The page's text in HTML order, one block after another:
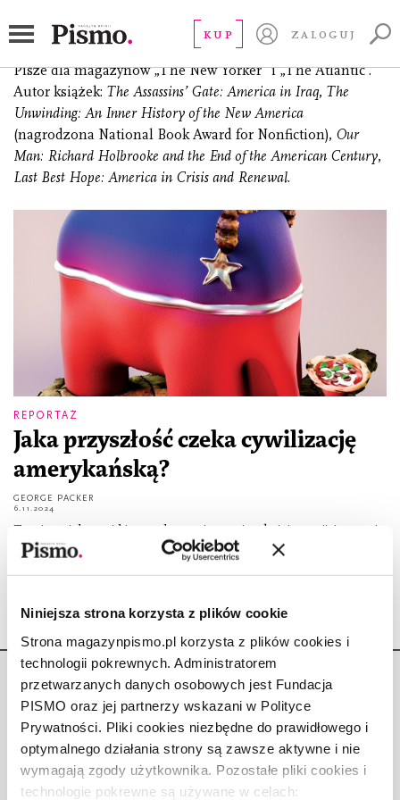
Niniejsza strona korzysta z plików cookie
Strona magazynpismo.pl korzysta z plików cookies i
technologii pokrewnych. Administratorem
przetwarzanych danych osobowych jest Fundacja
PISMO oraz jej partnerzy wskazani w Polityce
Prywatności. Pliki cookies niezbędne do prawidłowego i
optymalnego działania strony są zawsze aktywne i nie
wymagają zgody użytkownika. Pozostałe pliki cookies i
technologie pokrewne są używane w celach:
KUP ZALOGUJ
(ur. 1960), amerykański dziennikarz, prozaik i dramaturg.
Pisze dla magazynów „The New Yorker” i „The Atlantic”.
Autor książek: The Assassins’ Gate: America in Iraq, The
Unwinding: An Inner History of the New America
(nagrodzona National Book Award for Nonfiction), Our
Man: Richard Holbrooke and the End of the American Century,
Last Best Hope: America in Crisis and Renewal.
REPORTAŻ
Jaka przyszłość czeka cywilizację
amerykańską?
GEORGE PACKER
6.11.2024
Teorie spiskowe i hiperpolaryzacja w najszybciej rozwijającym się
mieście Stanów Zjednoczonych.
Copyright © Fundacja Pismo